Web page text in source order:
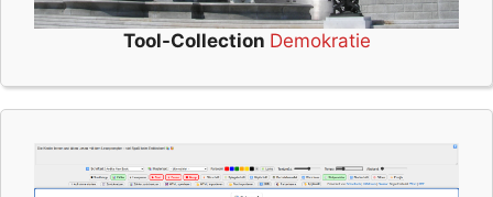
Tool-Collection Demokratie